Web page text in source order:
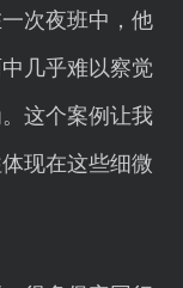
次夜班中，他
几乎难以察觉
这个案例让我
现在这些细微